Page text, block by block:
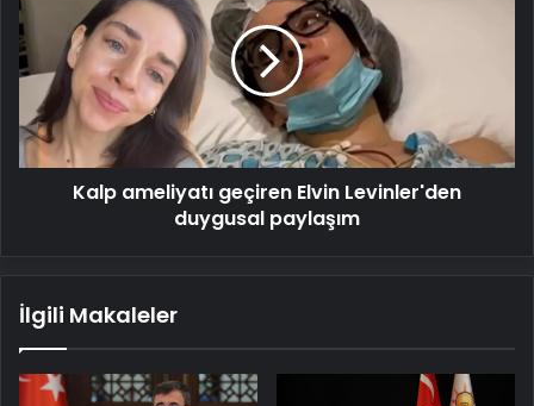
geçiren
Elvin
Levinler'den
duygusal
paylaşım
Kalp ameliyatı geçiren Elvin Levinler'den
duygusal paylaşım
İlgili Makaleler